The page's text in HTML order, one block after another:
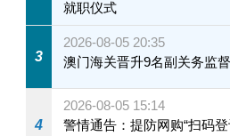
就职仪式
3
2026-08-05 20:35
澳门海关晋升9名副关务监督
4
2026-08-05 15:14
警情通告：提防网购“扫码